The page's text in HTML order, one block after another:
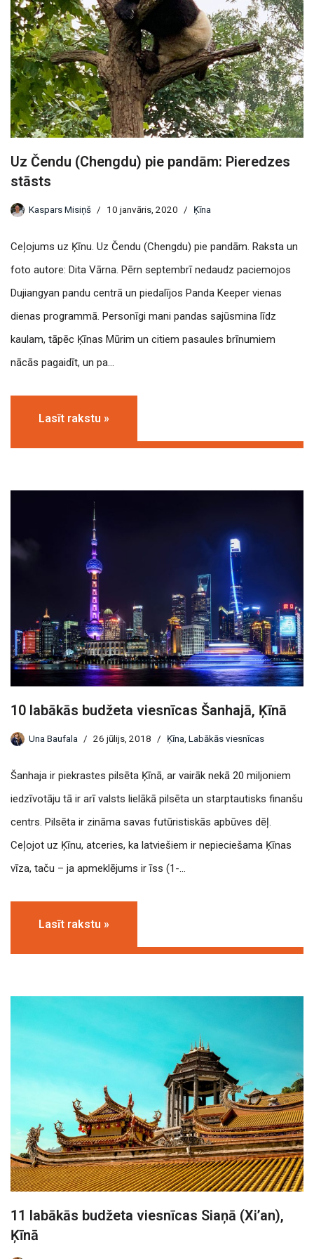
Uz Čendu (Chengdu) pie pandām: Pieredzes
stāsts
Kaspars Misiņš 10 janvāris, 2020 Ķīna
Ceļojums uz Ķīnu. Uz Čendu (Chengdu) pie pandām. Raksta un
foto autore: Dita Vārna. Pērn septembrī nedaudz paciemojos
Dujiangyan pandu centrā un piedalījos Panda Keeper vienas
dienas programmā. Personīgi mani pandas sajūsmina līdz
kaulam, tāpēc Ķīnas Mūrim un citiem pasaules brīnumiem
nācās pagaidīt, un pa…
Lasīt rakstu »
10 labākās budžeta viesnīcas Šanhajā, Ķīnā
Una Baufala 26 jūlijs, 2018 Ķīna Labākās viesnīcas
Šanhaja ir piekrastes pilsēta Ķīnā, ar vairāk nekā 20 miljoniem
iedzīvotāju tā ir arī valsts lielākā pilsēta un starptautisks finanšu
centrs. Pilsēta ir zināma savas futūristiskās apbūves dēļ.
Ceļojot uz Ķīnu, atceries, ka latviešiem ir nepieciešama Ķīnas
vīza, taču – ja apmeklējums ir īss (1-…
Lasīt rakstu »
11 labākās budžeta viesnīcas Siaņā (Xi’an),
Ķīnā